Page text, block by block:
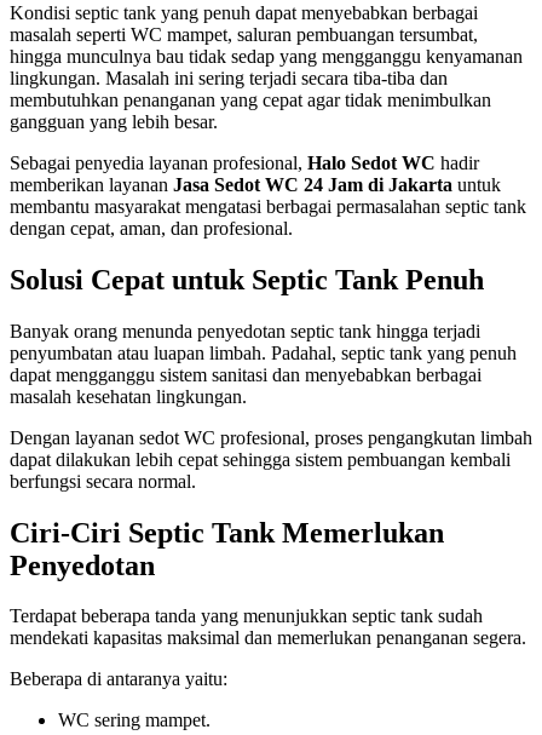
Kondisi septic tank yang penuh dapat menyebabkan berbagai
masalah seperti WC mampet, saluran pembuangan tersumbat,
hingga munculnya bau tidak sedap yang mengganggu kenyamanan
lingkungan. Masalah ini sering terjadi secara tiba-tiba dan
membutuhkan penanganan yang cepat agar tidak menimbulkan
gangguan yang lebih besar.
Sebagai penyedia layanan profesional, Halo Sedot WC hadir
memberikan layanan Jasa Sedot WC 24 Jam di Jakarta untuk
membantu masyarakat mengatasi berbagai permasalahan septic tank
dengan cepat, aman, dan profesional.
Solusi Cepat untuk Septic Tank Penuh
Banyak orang menunda penyedotan septic tank hingga terjadi
penyumbatan atau luapan limbah. Padahal, septic tank yang penuh
dapat mengganggu sistem sanitasi dan menyebabkan berbagai
masalah kesehatan lingkungan.
Dengan layanan sedot WC profesional, proses pengangkutan limbah
dapat dilakukan lebih cepat sehingga sistem pembuangan kembali
berfungsi secara normal.
Ciri-Ciri Septic Tank Memerlukan
Penyedotan
Terdapat beberapa tanda yang menunjukkan septic tank sudah
mendekati kapasitas maksimal dan memerlukan penanganan segera.
Beberapa di antaranya yaitu:
WC sering mampet.